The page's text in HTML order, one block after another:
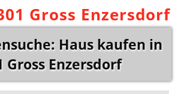
Gross Enzersdorf
Haus kaufen in
Gross Enzersdorf